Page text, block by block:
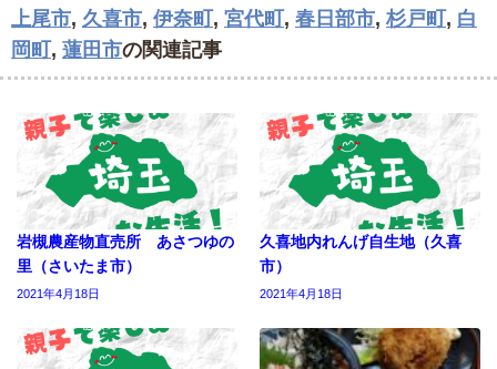
上尾市, 久喜市, 伊奈町 , 宮代町 , 春日部市, 杉戸町 , 白
岡町 , 蓮田市の関連記事
岩槻農産物直売所 あさつゆの
里（さいたま市）
2021年4月18日
久喜地内れんげ自生地（久喜
市）
2021年4月18日